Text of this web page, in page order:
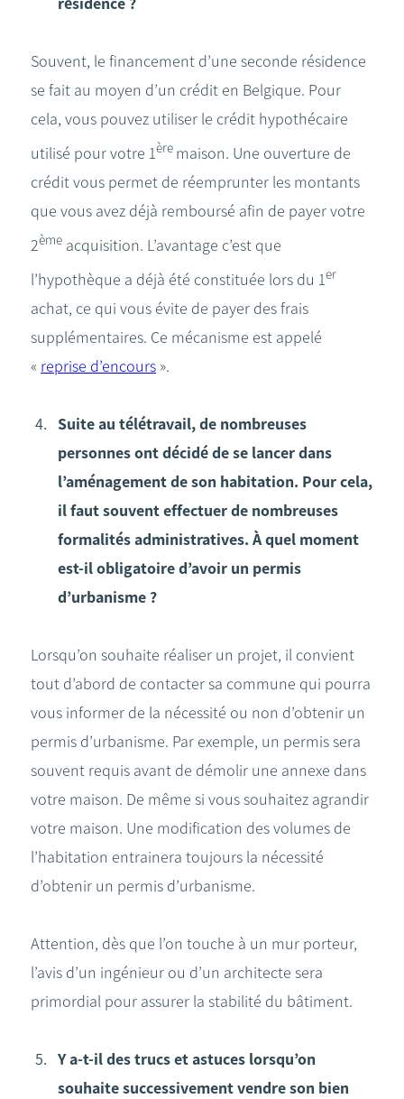
Souvent, le financement d’une seconde résidence
se fait au moyen d’un crédit en Belgique. Pour
cela, vous pouvez utiliser le crédit hypothécaire
utilisé pour votre 1ère maison. Une ouverture de
crédit vous permet de réemprunter les montants
que vous avez déjà remboursé afin de payer votre
2ème acquisition. L’avantage c’est que
l’hypothèque a déjà été constituée lors du 1er
achat, ce qui vous évite de payer des frais
supplémentaires. Ce mécanisme est appelé
« reprise d’encours ».
Suite au télétravail, de nombreuses
personnes ont décidé de se lancer dans
l’aménagement de son habitation. Pour cela,
il faut souvent effectuer de nombreuses
formalités administratives. À quel moment
est-il obligatoire d’avoir un permis
d’urbanisme ?
Lorsqu’on souhaite réaliser un projet, il convient
tout d’abord de contacter sa commune qui pourra
vous informer de la nécessité ou non d’obtenir un
permis d’urbanisme. Par exemple, un permis sera
souvent requis avant de démolir une annexe dans
votre maison. De même si vous souhaitez agrandir
votre maison. Une modification des volumes de
l’habitation entrainera toujours la nécessité
d’obtenir un permis d’urbanisme.
Attention, dès que l’on touche à un mur porteur,
l’avis d’un ingénieur ou d’un architecte sera
primordial pour assurer la stabilité du bâtiment.
Y a-t-il des trucs et astuces lorsqu’on
souhaite successivement vendre son bien